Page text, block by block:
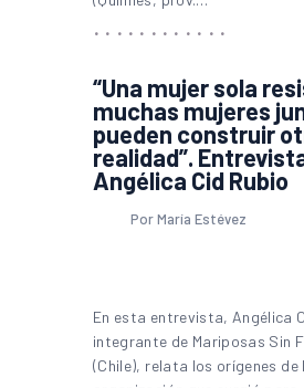
“Una mujer sola
muchas mujeres
pueden construir
realidad”.
Angélica Cid Rubio
Por María Estévez
En esta entrevista, Angélica
integrante de Mariposas Sin
(Chile), relata los orígenes de